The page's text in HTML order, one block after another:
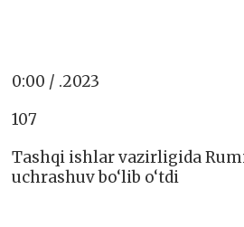
0:00 / .2023
107
Tashqi ishlar vazirligida
uchrashuv bo‘lib o‘tdi